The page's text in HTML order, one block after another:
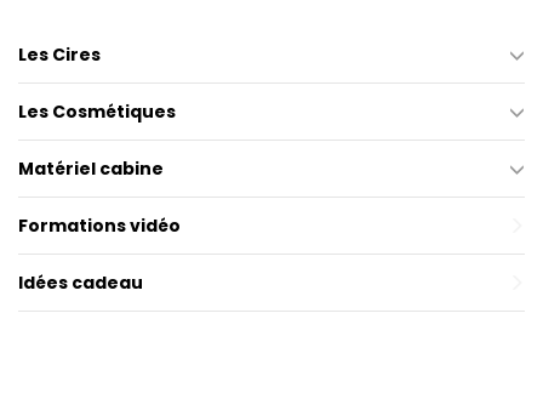
Les Cires
Les Cosmétiques
Matériel cabine
Formations vidéo
Idées cadeau